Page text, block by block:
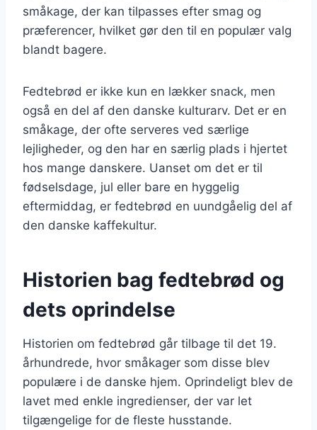
småkage, der kan tilpasses efter smag og
præferencer, hvilket gør den til en populær valg
blandt bagere.
Fedtebrød er ikke kun en lækker snack, men
også en del af den danske kulturarv. Det er en
småkage, der ofte serveres ved særlige
lejligheder, og den har en særlig plads i hjertet
hos mange danskere. Uanset om det er til
fødselsdage, jul eller bare en hyggelig
eftermiddag, er fedtebrød en uundgåelig del af
den danske kaffekultur.
Historien bag fedtebrød og
dets oprindelse
Historien om fedtebrød går tilbage til det 19.
århundrede, hvor småkager som disse blev
populære i de danske hjem. Oprindeligt blev de
lavet med enkle ingredienser, der var let
tilgængelige for de fleste husstande.